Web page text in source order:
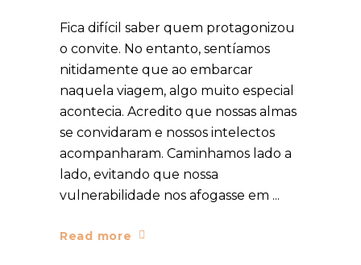
Fica difícil saber quem protagonizou
o convite. No entanto, sentíamos
nitidamente que ao embarcar
naquela viagem, algo muito especial
acontecia. Acredito que nossas almas
se convidaram e nossos intelectos
acompanharam. Caminhamos lado a
lado, evitando que nossa
vulnerabilidade nos afogasse em
Read more